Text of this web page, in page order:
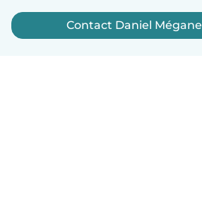
Contact Daniel Mégane